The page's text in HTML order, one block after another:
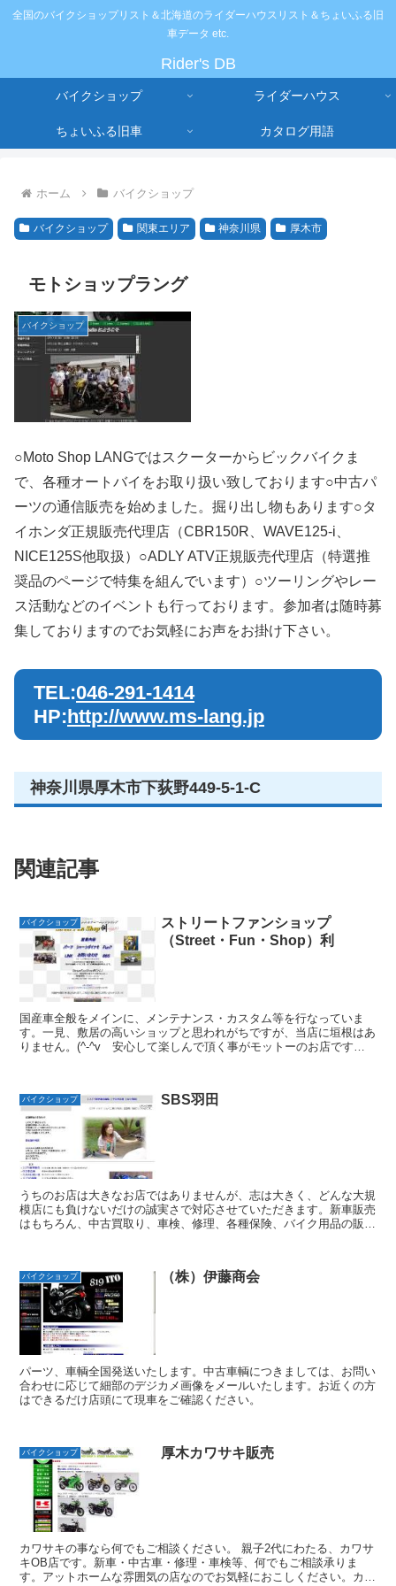
全国のバイクショップリスト＆北海道のライダーハウスリスト＆ちょいふる旧
車データ etc.
Rider's DB
バイクショップ ライダーハウス
ちょいふる旧車 カタログ用語
ホーム バイクショップ
バイクショップ 関東エリア 神奈川県 厚木市
モトショップラング
バイクショップ
○Moto Shop LANGではスクーターからビックバイクま
で、各種オートバイをお取り扱い致しております○中古パ
ーツの通信販売を始めました。掘り出し物もあります○タ
イホンダ正規販売代理店（CBR150R、WAVE125-i、
NICE125S他取扱）○ADLY ATV正規販売代理店（特選推
奨品のページで特集を組んでいます）○ツーリングやレー
ス活動などのイベントも行っております。参加者は随時募
集しておりますのでお気軽にお声をお掛け下さい。
TEL:046-291-1414
HP:http://www.ms-lang.jp
神奈川県厚木市下荻野449-5-1-C
関連記事
バイクショップ
ストリートファンショップ
（Street・Fun・Shop）利
国産車全般をメインに、メンテナンス・カスタム等を行なっていま
す。一見、敷居の高いショップと思われがちですが、当店に垣根はあ
りません。(^-^v 安心して楽しんで頂く事がモットーのお店です。
バイクショップ SBS羽田
うちのお店は大きなお店ではありませんが、志は大きく、どんな大規
模店にも負けないだけの誠実さで対応させていただきます。新車販売
はもちろん、中古買取り、車検、修理、各種保険、バイク用品の販売
バイクショップ （株）伊藤商会
パーツ、車輌全国発送いたします。中古車輌につきましては、お問い
合わせに応じて細部のデジカメ画像をメールいたします。お近くの方
はできるだけ店頭にて現車をご確認ください。
バイクショップ 厚木カワサキ販売
カワサキの事なら何でもご相談ください。 親子2代にわたる、カワサ
キOB店です。新車・中古車・修理・車検等、何でもご相談承りま
す。アットホームな雰囲気の店なのでお気軽におこしください。カワ